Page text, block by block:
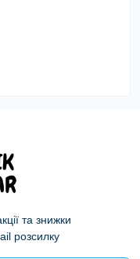
та знижки
розсилку